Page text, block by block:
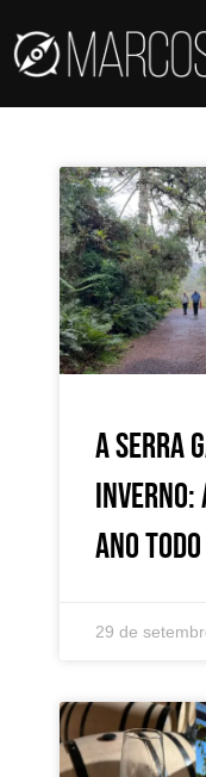
A Serra
inverno:
ano todo
29 de